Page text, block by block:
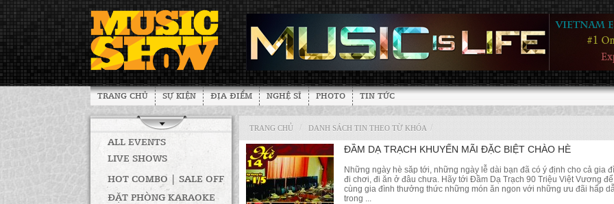
TRANG CHỦ SỰ KIỆN ĐỊA ĐIỂM NGHỆ SĨ PHOTO TIN TỨC
ALL EVENTS
LIVE SHOWS
HOT COMBO | SALE OFF
ĐẶT PHÒNG KARAOKE
TRANG CHỦ / DANH SÁCH TIN THEO TỪ KHÓA /
ĐẦM DẠ TRẠCH KHUYẾN MÃI ĐẶC BIỆT CHÀO HÈ
Những ngày hè săp tới, những ngày lễ dài bạn đã có ý định cho cả gia
đi chơi, đi ăn ở đâu chưa. Hãy tới Đầm Dạ Trạch 90 Triệu Việt Vương để
cùng gia đình thưởng thức những món ăn ngon với những ưu đãi hấp
trong ...